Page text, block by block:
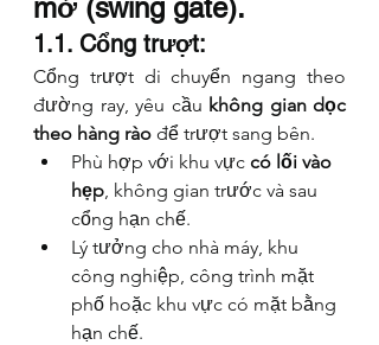
mở (swing gate).
1.1. Cổng trượt:
Cổng trượt di chuyển ngang theo
đường ray, yêu cầu không gian dọc
theo hàng rào để trượt sang bên.
Phù hợp với khu vực có lối vào
hẹp, không gian trước và sau
cổng hạn chế.
Lý tưởng cho nhà máy, khu
công nghiệp, công trình mặt
phố hoặc khu vực có mặt bằng
hạn chế.